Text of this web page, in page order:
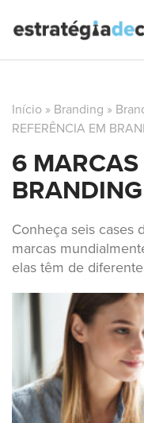
Início » Branding »
REFERÊNCIA EM
6 MARCAS
BRANDING
Conheça seis cases
marcas
elas têm de